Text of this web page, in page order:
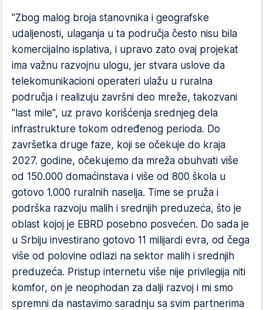
"Zbog malog broja stanovnika i geografske
udaljenosti, ulaganja u ta područja često nisu bila
komercijalno isplativa, i upravo zato ovaj projekat
ima važnu razvojnu ulogu, jer stvara uslove da
telekomunikacioni operateri ulažu u ruralna
područja i realizuju završni deo mreže, takozvani
"last mile", uz pravo korišćenja srednjeg dela
infrastrukture tokom određenog perioda. Do
završetka druge faze, koji se očekuje do kraja
2027. godine, očekujemo da mreža obuhvati više
od 150.000 domaćinstava i više od 800 škola u
gotovo 1.000 ruralnih naselja. Time se pruža i
podrška razvoju malih i srednjih preduzeća, što je
oblast kojoj je EBRD posebno posvećen. Do sada je
u Srbiju investirano gotovo 11 milijardi evra, od čega
više od polovine odlazi na sektor malih i srednjih
preduzeća. Pristup internetu više nije privilegija niti
komfor, on je neophodan za dalji razvoj i mi smo
spremni da nastavimo saradnju sa svim partnerima